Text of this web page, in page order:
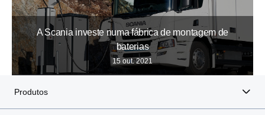
A Scania investe numa fábrica de montagem de
baterias
15 out. 2021
Produtos